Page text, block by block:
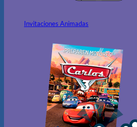
Invitaciones Animadas